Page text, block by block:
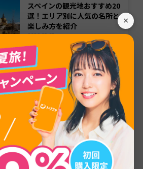
スペインの観光地おすすめ20
選！エリア別に人気の名所と
楽しみ方を紹介
2026.03.05
海外旅行の準備・豆知識
スペイン旅行の費用はいく
ら？日数別の予算目安と節約
術を徹底解説【2026年最
新】
2026.02.17
×